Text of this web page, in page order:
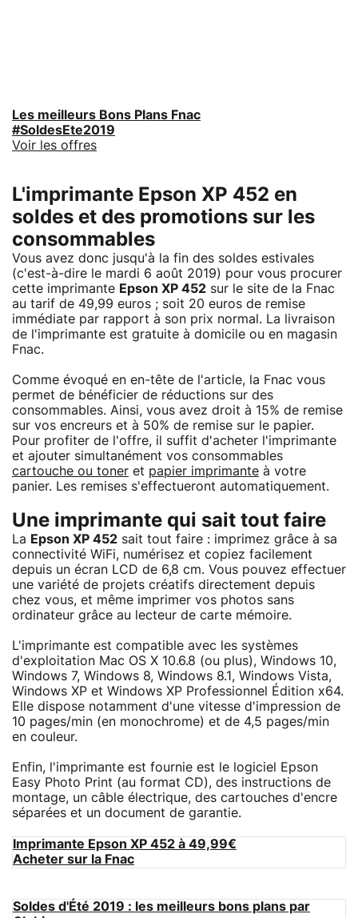
Les meilleurs Bons Plans Fnac
#SoldesEte2019
Voir les offres
L'imprimante Epson XP 452 en
soldes et des promotions sur les
consommables
Vous avez donc jusqu'à la fin des soldes estivales
(c'est-à-dire le mardi 6 août 2019) pour vous procurer
cette imprimante Epson XP 452 sur le site de la Fnac
au tarif de 49,99 euros ; soit 20 euros de remise
immédiate par rapport à son prix normal. La livraison
de l'imprimante est gratuite à domicile ou en magasin
Fnac.
Comme évoqué en en-tête de l'article, la Fnac vous
permet de bénéficier de réductions sur des
consommables. Ainsi, vous avez droit à 15% de remise
sur vos encreurs et à 50% de remise sur le papier.
Pour profiter de l'offre, il suffit d'acheter l'imprimante
et ajouter simultanément vos consommables
cartouche ou toner et papier imprimante à votre
panier. Les remises s'effectueront automatiquement.
Une imprimante qui sait tout faire
La Epson XP 452 sait tout faire : imprimez grâce à sa
connectivité WiFi, numérisez et copiez facilement
depuis un écran LCD de 6,8 cm. Vous pouvez effectuer
une variété de projets créatifs directement depuis
chez vous, et même imprimer vos photos sans
ordinateur grâce au lecteur de carte mémoire.
L'imprimante est compatible avec les systèmes
d'exploitation Mac OS X 10.6.8 (ou plus), Windows 10,
Windows 7, Windows 8, Windows 8.1, Windows Vista,
Windows XP et Windows XP Professionnel Édition x64.
Elle dispose notamment d'une vitesse d'impression de
10 pages/min (en monochrome) et de 4,5 pages/min
en couleur.
Enfin, l'imprimante est fournie est le logiciel Epson
Easy Photo Print (au format CD), des instructions de
montage, un câble électrique, des cartouches d'encre
séparées et un document de garantie.
Imprimante Epson XP 452 à 49,99€
Acheter sur la Fnac
Soldes d'Été 2019 : les meilleurs bons plans par